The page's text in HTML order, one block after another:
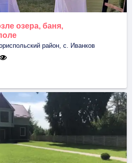
озера, баня,
район, с. Иванков